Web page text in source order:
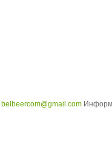
belbeercom@gmail.com